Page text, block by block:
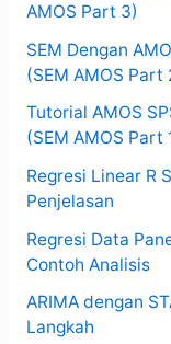
AMOS Part 3)
SEM Dengan
(SEM AMOS Part
Tutorial AMOS
(SEM AMOS Part
Regresi Linear R
Penjelasan
Regresi Data
Contoh Analisis
ARIMA dengan
Langkah